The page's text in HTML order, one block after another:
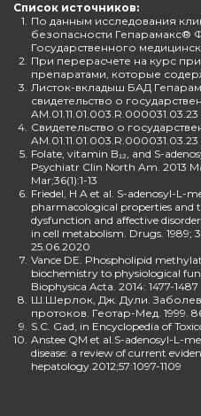
Список источников:
1. По данным исследования
безопасности Гепарамакс®
Государственного
2. При перерасчете на курс
препаратами, которые
3. Листок-вкладыш БАД
свидетельство о
4. Свидетельство о
5. Folate, vitamin B₁₂, and S-
Psychiatr Clin North Am. 2013
Mar;36(1):1-13
6. Friedel, H A et al. S-adenosyl-L-
pharmacological properties and
dysfunction and affective
in cell metabolism. Drugs. 1989;
25.06.2020
7. Vance DE. Phospholipid
biochemistry to physiological
Biophysica Acta. 2014: 1477-1487
8. Ш.Шерлок, Дж. Дули.
протоков. Геотар-Мед. 1999.
9. S.C. Gad, in Encyclopedia of
10. Anstee QM et al.S-adenosyl-L-
disease: a review of current
hepatology.2012;57:1097-1109